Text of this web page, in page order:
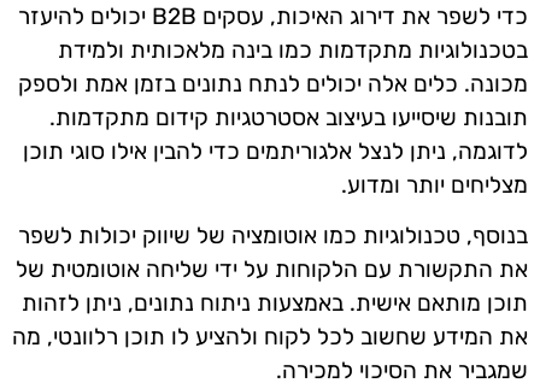
כדי לשפר את דירוג האיכות, עסקים B2B יכולים להיעזר
בטכנולוגיות מתקדמות כמו בינה מלאכותית ולמידת
מכונה. כלים אלה יכולים לנתח נתונים בזמן אמת ולספק
תובנות שיסייעו בעיצוב אסטרטגיות קידום מתקדמות.
לדוגמה, ניתן לנצל אלגוריתמים כדי להבין אילו סוגי תוכן
מצליחים יותר ומדוע.
בנוסף, טכנולוגיות כמו אוטומציה של שיווק יכולות לשפר
את התקשורת עם הלקוחות על ידי שליחה אוטומטית של
תוכן מותאם אישית. באמצעות ניתוח נתונים, ניתן לזהות
את המידע שחשוב לכל לקוח ולהציע לו תוכן רלוונטי, מה
שמגביר את הסיכוי למכירה.